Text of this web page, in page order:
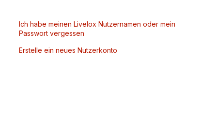
Ich habe meinen Livelox Nutzernamen oder mein
Passwort vergessen
Erstelle ein neues Nutzerkonto